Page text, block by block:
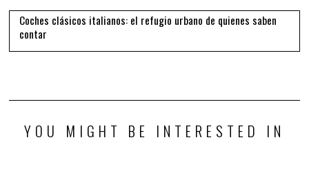
Coches clásicos italianos: el refugio urbano de quienes saben
contar
YOU MIGHT BE INTERESTED IN